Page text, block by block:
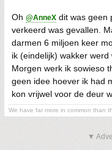
Oh @AnneX dit was geen
verkeerd was gevallen.
darmen 6 miljoen keer
ik (eindelijk) wakker
Morgen werk ik sowieso
geen idee hoever ik had
kon vrijwel voor de deur
We have far more in common than
▼